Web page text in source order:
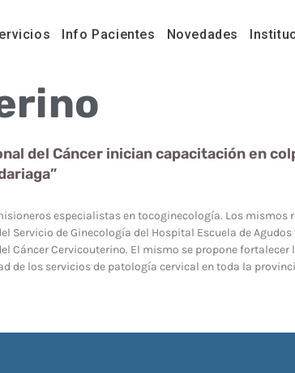
Info Pacientes Novedades
del Cáncer inician capacitación en
especialistas en tocoginecología. Los mismos
Servicio de Ginecología del Hospital Escuela de Agudos
Cáncer Cervicouterino. El mismo se propone fortalecer
de los servicios de patología cervical en toda la